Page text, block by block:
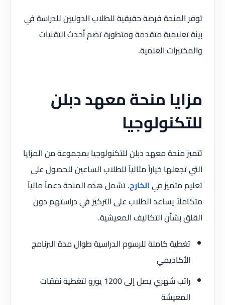
توفر المنحة فرصة حقيقية للطلاب الدوليين للدراسة في
بيئة تعليمية متقدمة ومتطورة تضم أحدث التقنيات
والمختبرات العلمية.
مزايا منحة معهد دبلن
للتكنولوجيا
تتميز منحة معهد دبلن للتكنولوجيا بمجموعة من المزايا
التي تجعلها خياراً مثالياً للطلاب الساعين للحصول على
تعليم متميز فيالخارج. تشمل هذه المنحة دعماً مالياً
متكاملاً يساعد الطلاب على التركيز في دراستهم دون
القلق بشأن التكاليف المعيشية.
تغطية كاملة للرسوم الدراسية طوال مدة البرنامج
الأكاديمي
راتب شهري يصل إلى 1200 يورو لتغطية نفقات
المعيشة